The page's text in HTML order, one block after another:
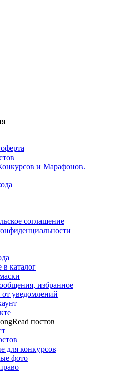
и Марафонов.
соглашение
в каталог
избранное
от уведомлений
постов
для конкурсов
фото